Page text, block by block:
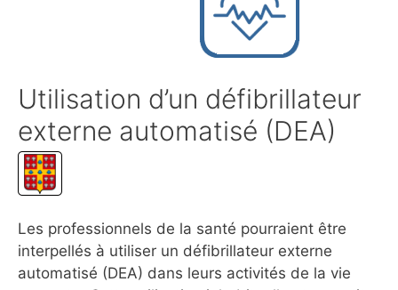
Utilisation d’un défibrillateur
externe automatisé (DEA)
Les professionnels de la santé pourraient être
interpellés à utiliser un défibrillateur externe
automatisé (DEA) dans leurs activités de la vie